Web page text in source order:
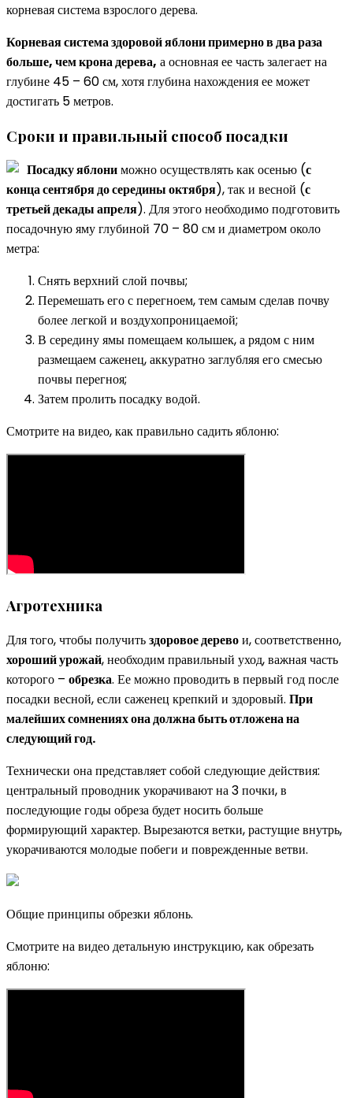
корневая система взрослого дерева.
Корневая система здоровой яблони примерно в два раза
больше, чем крона дерева, а основная ее часть залегает на
глубине 45 – 60 см, хотя глубина нахождения ее может
достигать 5 метров.
Сроки и правильный способ посадки
Посадку яблониможно осуществлять как осенью (с
конца сентября до середины октября), так и весной (с
третьей декады апреля). Для этого необходимо подготовить
посадочную яму глубиной 70 – 80 см и диаметром около
метра:
Снять верхний слой почвы;
Перемешать его с перегноем, тем самым сделав почву
более легкой и воздухопроницаемой;
В середину ямы помещаем колышек, а рядом с ним
размещаем саженец, аккуратно заглубляя его смесью
почвы перегноя;
Затем пролить посадку водой.
Смотрите на видео, как правильно садить яблоню:
Агротехника
Для того, чтобы получитьздоровое деревои, соответственно,
хороший урожай, необходим правильный уход, важная часть
которого – обрезка. Ее можно проводить в первый год после
посадки весной, если саженец крепкий и здоровый. При
малейших сомнениях она должна быть отложена на
следующий год.
Технически она представляет собой следующие действия:
центральный проводник укорачивают на 3 почки, в
последующие годы обреза будет носить больше
формирующий характер. Вырезаются ветки, растущие внутрь,
укорачиваются молодые побеги и поврежденные ветви.
Общие принципы обрезки яблонь.
Смотрите на видео детальную инструкцию, как обрезать
яблоню: